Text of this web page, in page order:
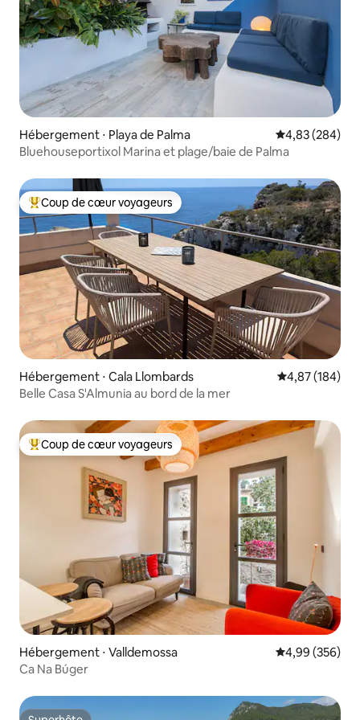
Hébergement ⋅ Playa de Palma Évaluation
4,83 (284)
Bluehouseportixol Marina et plage/baie de Palma
Coups de cœur voyageurs les plus appréciés
Coup de cœur voyageurs
Hébergement ⋅ Cala Llombards Évaluation
4,87 (184)
Belle Casa S'Almunia au bord de la mer
Coups de cœur voyageurs les plus appréciés
Coup de cœur voyageurs
Hébergement ⋅ Valldemossa Évaluation
4,99 (356)
Ca Na Búger